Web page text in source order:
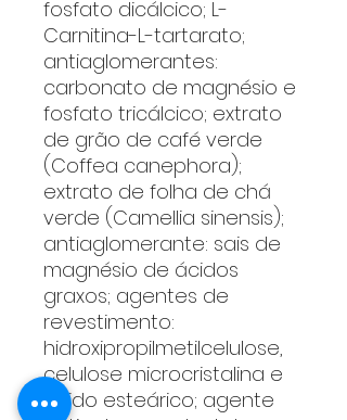
fosfato dicálcico; L-
Carnitina-L-tartarato;
antiaglomerantes:
carbonato de magnésio e
fosfato tricálcico; extrato
de grão de café verde
(Coffea canephora);
extrato de folha de chá
verde (Camellia sinensis);
antiaglomerante: sais de
magnésio de ácidos
graxos; agentes de
revestimento:
hidroxipropilmetilcelulose,
celulose microcristalina e
ácido esteárico; agente